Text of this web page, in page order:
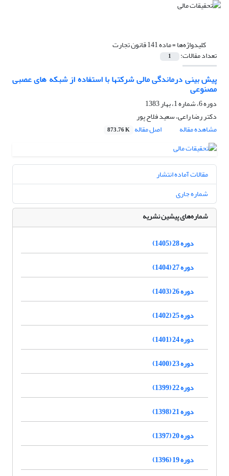
کلیدواژه‌ها =ماده 141 قانون تجارت
تعداد مقالات: 1
پیش بینی درماندگی مالی شرکتها با استفاده از شبکه های عصبی
مصنوعی
دوره 6، شماره 1، بهار 1383
دکتر رضا راعى، سعید فلاح پور
مشاهده مقاله
اصل مقاله 873.76 K
مقالات آماده انتشار
شماره جاری
شماره‌های پیشین نشریه
دوره 28 (1405)
دوره 27 (1404)
دوره 26 (1403)
دوره 25 (1402)
دوره 24 (1401)
دوره 23 (1400)
دوره 22 (1399)
دوره 21 (1398)
دوره 20 (1397)
دوره 19 (1396)